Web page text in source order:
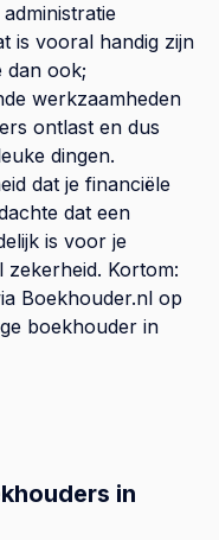
is vooral handig zijn
dan ook;
werkzaamheden
ontlast en dus
dingen.
dat je financiële
dat een
is voor je
zekerheid. Kortom:
Boekhouder.nl op
boekhouder in
in